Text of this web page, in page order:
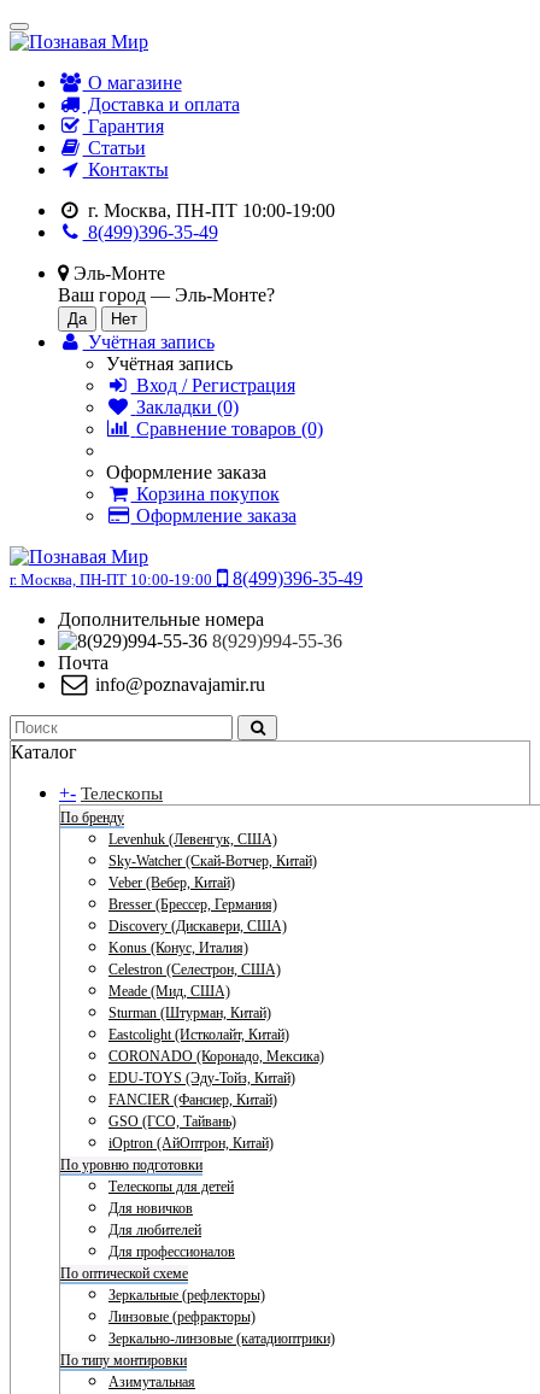
О магазине
Доставка и оплата
Гарантия
Статьи
Контакты
г. Москва, ПН-ПТ 10:00-19:00
8(499)396-35-49
Эль-Монте
Ваш город — Эль-Монте?
Учётная запись
Учётная запись
Вход / Регистрация
Закладки (0)
Сравнение товаров (0)
Оформление заказа
Корзина покупок
Оформление заказа
г. Москва, ПН-ПТ 10:00-19:00
8(499)396-35-49
Дополнительные номера
8(929)994-55-36
Почта
info@poznavajamir.ru
Каталог
+- Телескопы
По бренду
Levenhuk (Левенгук, США)
Sky-Watcher (Скай-Вотчер, Китай)
Veber (Вебер, Китай)
Bresser (Брессер, Германия)
Discovery (Дискавери, США)
Konus (Конус, Италия)
Celestron (Селестрон, США)
Meade (Мид, США)
Sturman (Штурман, Китай)
Eastcolight (Истколайт, Китай)
CORONADO (Коронадо, Мексика)
EDU-TOYS (Эду-Тойз, Китай)
FANCIER (Фансиер, Китай)
GSO (ГСО, Тайвань)
iOptron (АйОптрон, Китай)
По уровню подготовки
Телескопы для детей
Для новичков
Для любителей
Для профессионалов
По оптической схеме
Зеркальные (рефлекторы)
Линзовые (рефракторы)
Зеркально-линзовые (катадиоптрики)
По типу монтировки
Азимутальная